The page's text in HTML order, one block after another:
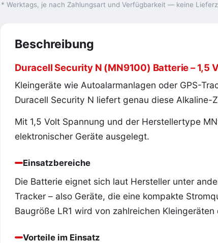
* Werktags, je nach Zahlungsart und Verfügbarkeit — keine
Beschreibung
Duracell Security N (MN9100) Batterie – 1,5
Kleingeräte wie Autoalarmanlagen oder GPS-
Duracell Security N liefert genau diese Alkaline-
Mit 1,5 Volt Spannung und der Herstellertype
elektronischer Geräte ausgelegt.
Einsatzbereiche
Die Batterie eignet sich laut Hersteller unter
Tracker – also Geräte, die eine kompakte
Baugröße LR1 wird von zahlreichen
Vorteile im Einsatz